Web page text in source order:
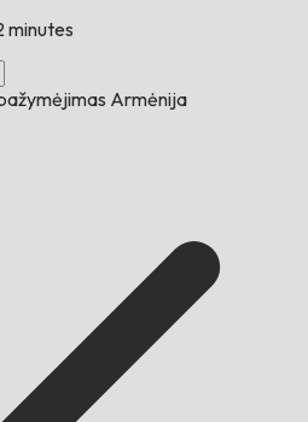
minutes
Armėnija